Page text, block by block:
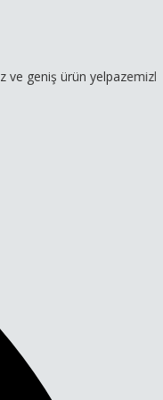
ürün yelpazemizle